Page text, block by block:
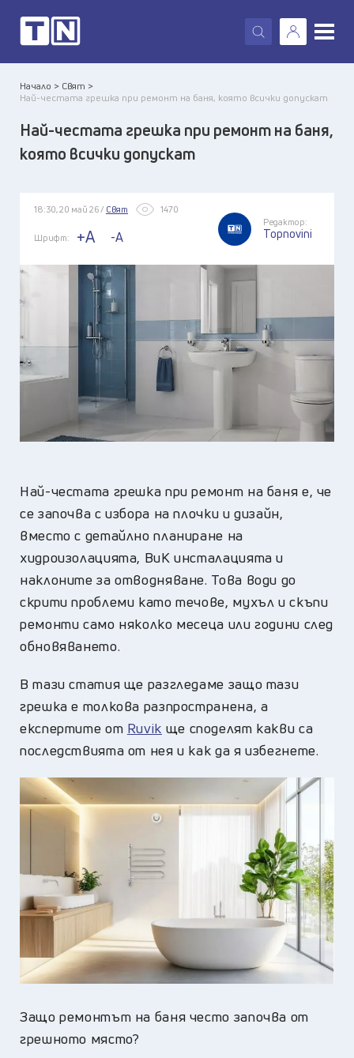
X
Начало > Свят >
Най-честата грешка при ремонт на баня, която всички допускат
Най-честата грешка при ремонт на баня,
която всички допускат
18:30, 20 май 26 / Свят 1470
Шрифт: +A -A
Редактор:
Topnovini
Най-честата грешка при ремонт на баня е, че
се започва с избора на плочки и дизайн,
вместо с детайлно планиране на
хидроизолацията, ВиК инсталацията и
наклоните за отводняване. Това води до
скрити проблеми като течове, мухъл и скъпи
ремонти само няколко месеца или години след
обновяването.
В тази статия ще разгледаме защо тази
грешка е толкова разпространена, а
експертите от Ruvik ще споделят какви са
последствията от нея и как да я избегнете.
Защо ремонтът на баня често започва от
грешното място?